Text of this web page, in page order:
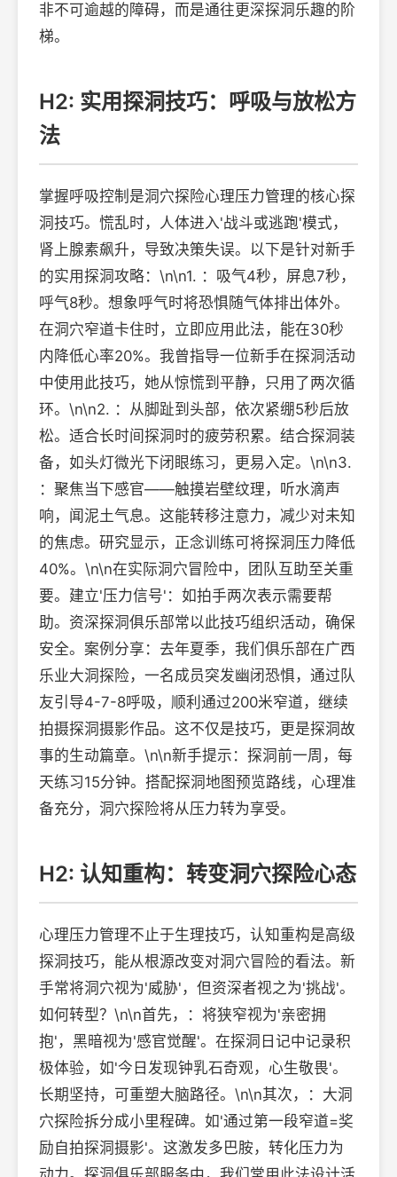
非不可逾越的障碍，而是通往更深探洞乐趣的阶
梯。
H2: 实用探洞技巧：呼吸与放松方
法
掌握呼吸控制是洞穴探险心理压力管理的核心探
洞技巧。慌乱时，人体进入'战斗或逃跑'模式，
肾上腺素飙升，导致决策失误。以下是针对新手
的实用探洞攻略：\n\n1. ：吸气4秒，屏息7秒，
呼气8秒。想象呼气时将恐惧随气体排出体外。
在洞穴窄道卡住时，立即应用此法，能在30秒
内降低心率20%。我曾指导一位新手在探洞活动
中使用此技巧，她从惊慌到平静，只用了两次循
环。\n\n2. ：从脚趾到头部，依次紧绷5秒后放
松。适合长时间探洞时的疲劳积累。结合探洞装
备，如头灯微光下闭眼练习，更易入定。\n\n3.
：聚焦当下感官——触摸岩壁纹理，听水滴声
响，闻泥土气息。这能转移注意力，减少对未知
的焦虑。研究显示，正念训练可将探洞压力降低
40%。\n\n在实际洞穴冒险中，团队互助至关重
要。建立'压力信号'：如拍手两次表示需要帮
助。资深探洞俱乐部常以此技巧组织活动，确保
安全。案例分享：去年夏季，我们俱乐部在广西
乐业大洞探险，一名成员突发幽闭恐惧，通过队
友引导4-7-8呼吸，顺利通过200米窄道，继续
拍摄探洞摄影作品。这不仅是技巧，更是探洞故
事的生动篇章。\n\n新手提示：探洞前一周，每
天练习15分钟。搭配探洞地图预览路线，心理准
备充分，洞穴探险将从压力转为享受。
H2: 认知重构：转变洞穴探险心态
心理压力管理不止于生理技巧，认知重构是高级
探洞技巧，能从根源改变对洞穴冒险的看法。新
手常将洞穴视为'威胁'，但资深者视之为'挑战'。
如何转型？\n\n首先，：将狭窄视为'亲密拥
抱'，黑暗视为'感官觉醒'。在探洞日记中记录积
极体验，如'今日发现钟乳石奇观，心生敬畏'。
长期坚持，可重塑大脑路径。\n\n其次，：大洞
穴探险拆分成小里程碑。如'通过第一段窄道=奖
励自拍探洞摄影'。这激发多巴胺，转化压力为